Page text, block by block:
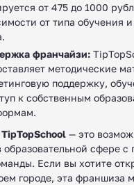
от 475 до 1000
от типа обучения
франчайзи:
методические
поддержку,
к собственным
— это
образовательной сфере с
Если вы хотите
городе, эта франшиза